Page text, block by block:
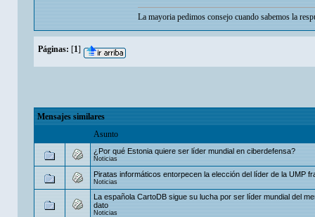
La mayoria pedimos consejo cuando sabemos la
Páginas: [1]
Mensajes similares
Asunto
¿Por qué Estonia quiere ser líder mundial en ciberdefensa?
Noticias
Piratas informáticos entorpecen la elección del líder de la UMP
Noticias
La española CartoDB sigue su lucha por ser líder mundial del
dato
Noticias